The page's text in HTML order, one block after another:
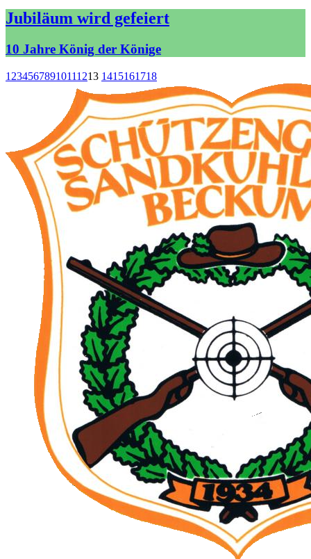
Jubiläum wird gefeiert
10 Jahre König der Könige
1 2345678910111213 1415161718